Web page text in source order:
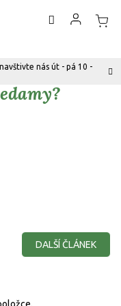
nás út - pá 10 -
DALŠÍ ČLÁNEK